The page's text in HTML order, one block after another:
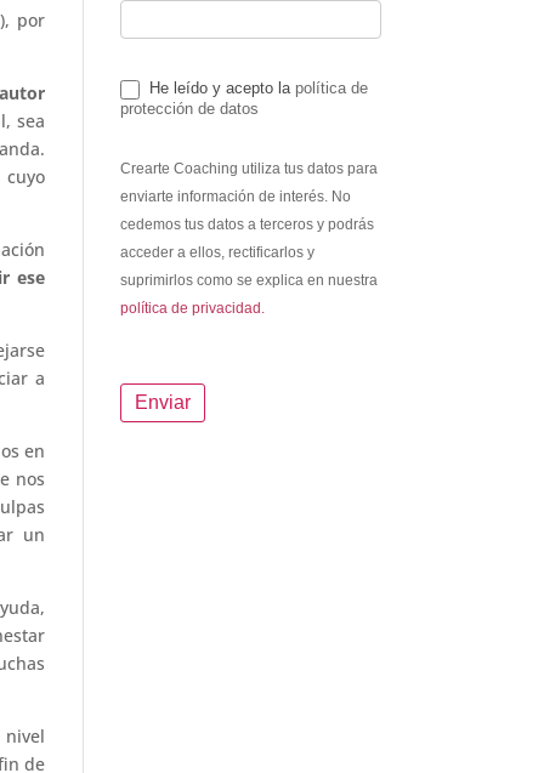
por
sea
ese
a
en
nos
un
nivel
de
He leído y acepto la política de
protección de datos
Crearte Coaching utiliza tus datos para
enviarte información de interés. No
cedemos tus datos a terceros y podrás
acceder a ellos, rectificarlos y
suprimirlos como se explica en nuestra
política de privacidad.